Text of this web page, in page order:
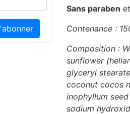
Sans paraben et
Contenance :
Composition :
sunflower
glyceryl
coconut cocos
inophyllum
sodium